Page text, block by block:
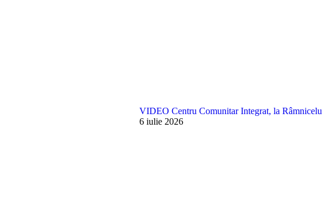
VIDEO Centru Comunitar Integrat, la Râmnicelu
6 iulie 2026